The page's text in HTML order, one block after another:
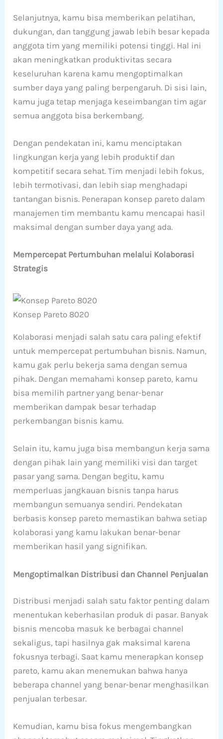
Selanjutnya, kamu bisa memberikan pelatihan,
dukungan, dan tanggung jawab lebih besar kepada
anggota tim yang memiliki potensi tinggi. Hal ini
akan meningkatkan produktivitas secara
keseluruhan karena kamu mengoptimalkan
sumber daya yang paling berpengaruh. Di sisi lain,
kamu juga tetap menjaga keseimbangan tim agar
semua anggota bisa berkembang.
Dengan pendekatan ini, kamu menciptakan
lingkungan kerja yang lebih produktif dan
kompetitif secara sehat. Tim menjadi lebih fokus,
lebih termotivasi, dan lebih siap menghadapi
tantangan bisnis. Penerapan konsep pareto dalam
manajemen tim membantu kamu mencapai hasil
maksimal dengan sumber daya yang ada.
Mempercepat Pertumbuhan melalui Kolaborasi
Strategis
Konsep Pareto 8020
Kolaborasi menjadi salah satu cara paling efektif
untuk mempercepat pertumbuhan bisnis. Namun,
kamu gak perlu bekerja sama dengan semua
pihak. Dengan memahami konsep pareto, kamu
bisa memilih partner yang benar-benar
memberikan dampak besar terhadap
perkembangan bisnis kamu.
Selain itu, kamu juga bisa membangun kerja sama
dengan pihak lain yang memiliki visi dan target
pasar yang sama. Dengan begitu, kamu
memperluas jangkauan bisnis tanpa harus
membangun semuanya sendiri. Pendekatan
berbasis konsep pareto memastikan bahwa setiap
kolaborasi yang kamu lakukan benar-benar
memberikan hasil yang signifikan.
Mengoptimalkan Distribusi dan Channel Penjualan
Distribusi menjadi salah satu faktor penting dalam
menentukan keberhasilan produk di pasar. Banyak
bisnis mencoba masuk ke berbagai channel
sekaligus, tapi hasilnya gak maksimal karena
fokusnya terbagi. Saat kamu menerapkan konsep
pareto, kamu akan menemukan bahwa hanya
beberapa channel yang benar-benar menghasilkan
penjualan terbesar.
Kemudian, kamu bisa fokus mengembangkan